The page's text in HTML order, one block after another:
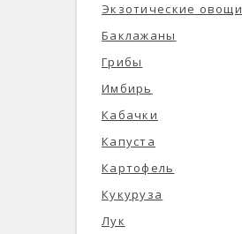
Экзотические овощи
Баклажаны
Грибы
Имбирь
Кабачки
Капуста
Картофель
Кукуруза
Лук